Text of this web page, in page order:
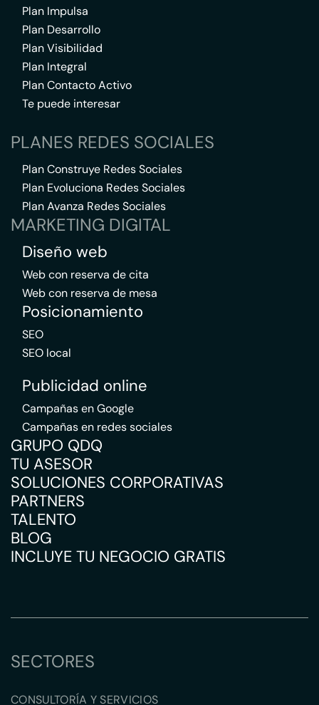
Plan Impulsa
Plan Desarrollo
Plan Visibilidad
Plan Integral
Plan Contacto Activo
Te puede interesar
PLANES REDES SOCIALES
Plan Construye Redes Sociales
Plan Evoluciona Redes Sociales
Plan Avanza Redes Sociales
MARKETING DIGITAL
Diseño web
Web con reserva de cita
Web con reserva de mesa
Posicionamiento
SEO
SEO local
Publicidad online
Campañas en Google
Campañas en redes sociales
GRUPO QDQ
TU ASESOR
SOLUCIONES CORPORATIVAS
PARTNERS
TALENTO
BLOG
INCLUYE TU NEGOCIO GRATIS
SECTORES
CONSULTORÍA Y SERVICIOS